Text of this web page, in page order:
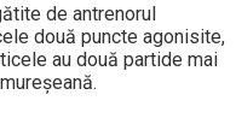
de antrenorul
două puncte agonisite,
au două partide mai